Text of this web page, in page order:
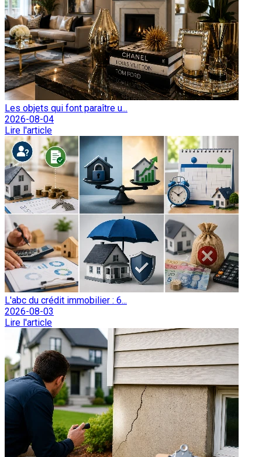
Les objets qui font paraître u...
2026-08-04
Lire l'article
L'abc du crédit immobilier : 6...
2026-08-03
Lire l'article